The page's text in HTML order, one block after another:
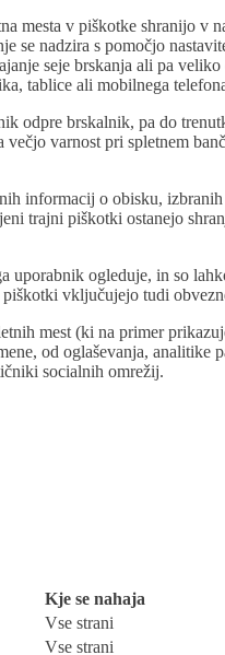
mesta v piškotke shranijo
se nadzira s pomočjo
seje brskanja ali pa
tablice ali mobilnega
odpre brskalnik, pa do
varnost pri spletnem
informacij o obisku,
trajni piškotki ostanejo
uporabnik ogleduje, in so
vključujejo tudi
mest (ki na primer
od oglaševanja,
socialnih omrežij.
Kje se nahaja
Vse strani
Vse strani